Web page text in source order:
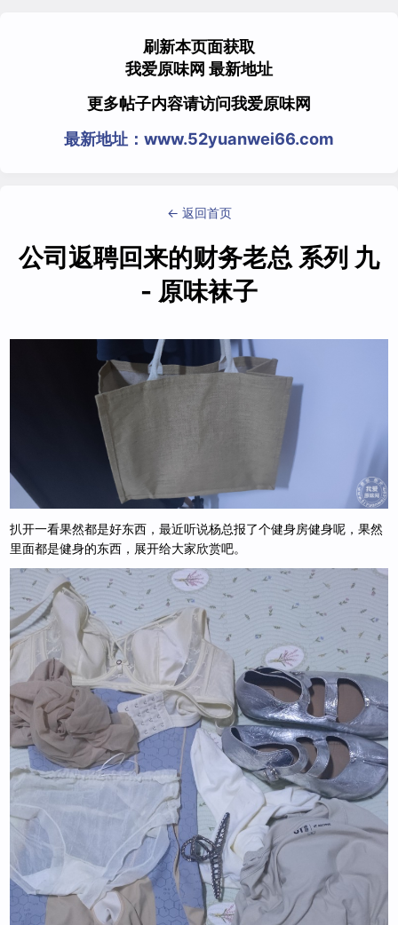
刷新本页面获取
我爱原味网 最新地址
更多帖子内容请访问我爱原味网
最新地址：www.52yuanwei66.com
← 返回首页
公司返聘回来的财务老总 系列 九
- 原味袜子
扒开一看果然都是好东西，最近听说杨总报了个健身房健身呢，果然
里面都是健身的东西，展开给大家欣赏吧。